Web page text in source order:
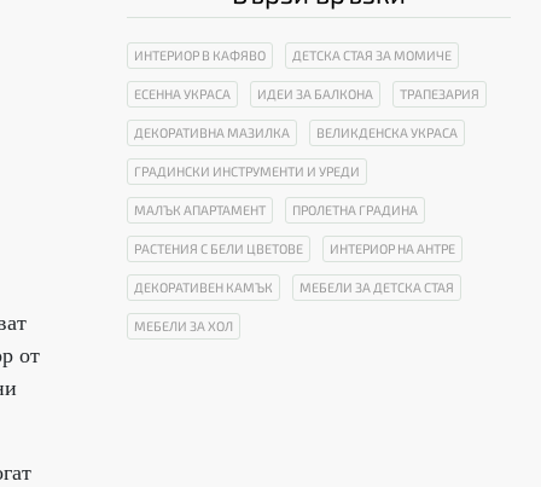
от
ИНТЕРИОР В КАФЯВО ДЕТСКА СТАЯ ЗА МОМИЧЕ
ЕСЕННА УКРАСА ИДЕИ ЗА БАЛКОНА ТРАПЕЗАРИЯ
ДЕКОРАТИВНА МАЗИЛКА ВЕЛИКДЕНСКА УКРАСА
ГРАДИНСКИ ИНСТРУМЕНТИ И УРЕДИ
МАЛЪК АПАРТАМЕНТ ПРОЛЕТНА ГРАДИНА
РАСТЕНИЯ С БЕЛИ ЦВЕТОВЕ ИНТЕРИОР НА АНТРЕ
ДЕКОРАТИВЕН КАМЪК МЕБЕЛИ ЗА ДЕТСКА СТАЯ
МЕБЕЛИ ЗА ХОЛ